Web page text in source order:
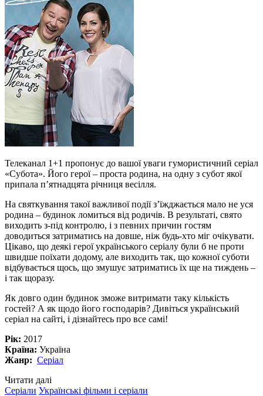
Телеканал 1+1 пропонує до вашої уваги гумористичний серіал
«Субота». Його герої – проста родина, на одну з субот якої
припала п’ятнадцята річниця весілля.
На святкування такої важливої події з’їжджається мало не уся
родина – будинок ломиться від родичів. В результаті, свято
виходить з-під контролю, і з певних причин гостям
доводиться затриматись на довше, ніж будь-хто міг очікувати.
Цікаво, що деякі герої українського серіалу були б не проти
швидше поїхати додому, але виходить так, що кожної суботи
відбувається щось, що змушує затриматись їх ще на тиждень –
і так щоразу.
Як довго один будинок зможе витримати таку кількість
гостей? А як щодо його господарів? Дивіться український
серіал на сайті, і дізнайтесь про все самі!
Рік: 2017
Країна: Україна
Жанр: Серіал
Читати далі
Серіали Українські фільми і серіали